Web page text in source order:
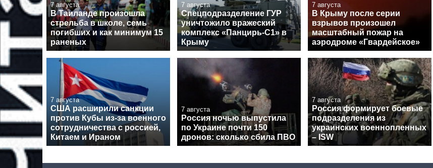
7 августа
В Таиланде произошла
стрельба в школе, семь
погибших и как минимум 15
раненых
7 августа
Спецподразделение ГУР
уничтожило вражеский
комплекс «Панцирь-С1» в
Крыму
7 августа
В Крыму после серии
взрывов произошел
масштабный пожар на
аэродроме «Гвардейское»
7 августа
США расширили санкции
против Кубы из-за военного
сотрудничества с россией,
Китаем и Ираном
7 августа
Россия ночью выпустила
по Украине почти 150
дронов: сколько сбила ПВО
7 августа
Россия формирует боевые
подразделения из
украинских военнопленных
– ISW